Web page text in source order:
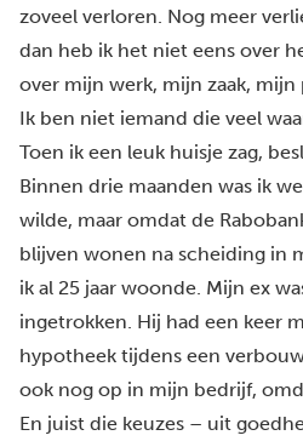
zoveel verloren. Nog meer
dan heb ik het niet eens over
over mijn werk, mijn zaak, mijn
Ik ben niet iemand die veel
Toen ik een leuk huisje zag,
Binnen drie maanden was ik
wilde, maar omdat de
blijven wonen na scheiding in
ik al 25 jaar woonde. Mijn ex
ingetrokken. Hij had een keer
hypotheek tijdens een
ook nog op in mijn bedrijf,
En juist die keuzes – uit